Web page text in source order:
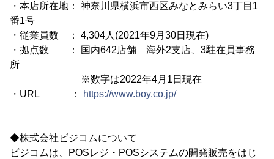
・本店所在地： 神奈川県横浜市西区みなとみらい3丁目1
番1号
・従業員数 ： 4,304人(2021年9月30日現在)
・拠点数 ： 国内642店舗 海外2支店、3駐在員事務
所
※数字は2022年4月1日現在
・URL ：
https://www.boy.co.jp/
◆株式会社ビジコムについて
ビジコムは、POSレジ・POSシステムの開発販売をはじ